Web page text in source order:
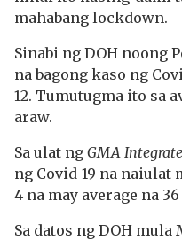
mahabang lockdown.
Sinabi ng DOH noong
na bagong kaso ng
12. Tumutugma ito sa
araw.
Sa ulat ng GMA
ng Covid-19 na naiulat
4 na may average na
Sa datos ng DOH mula